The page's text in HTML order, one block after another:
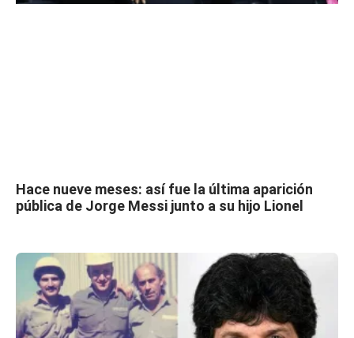
Hace nueve meses: así fue la última aparición
pública de Jorge Messi junto a su hijo Lionel